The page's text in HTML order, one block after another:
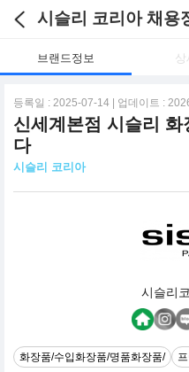
시슬리 코리아 채용
브랜드정보
등록일 : 2025-07-14 | 업데이트 :
신세계본점 시슬리 화
다
시슬리 코리아
시슬리
화장품/수입화장품/명품화장품/